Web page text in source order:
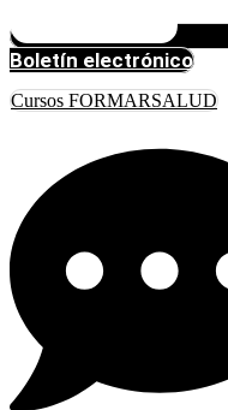
Boletín electrónico
Cursos FORMARSALUD